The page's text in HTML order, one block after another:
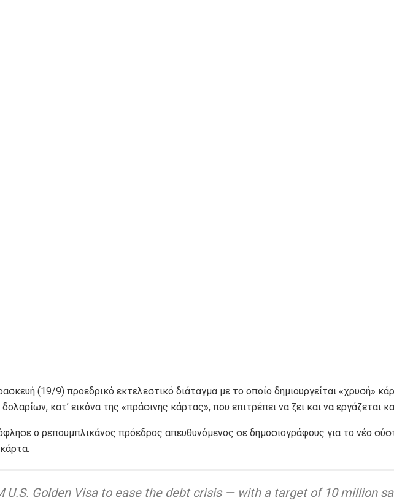
(19/9) προεδρικό εκτελεστικό διάταγμα με το οποίο δημιουργείται «χρυσή»
κατ’ εικόνα της «πράσινης κάρτας», που επιτρέπει να ζει και να εργάζεται
ο ρεπουμπλικάνος πρόεδρος απευθυνόμενος σε δημοσιογράφους για το νέο
U.S. Golden Visa to ease the debt crisis — with a target of 10 million